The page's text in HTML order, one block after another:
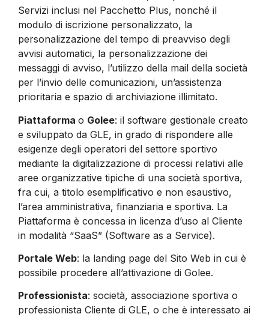
Servizi inclusi nel Pacchetto Plus, nonché il
modulo di iscrizione personalizzato, la
personalizzazione del tempo di preavviso degli
avvisi automatici, la personalizzazione dei
messaggi di avviso, l’utilizzo della mail della società
per l’invio delle comunicazioni, un’assistenza
prioritaria e spazio di archiviazione illimitato.
Piattaforma o Golee: il software gestionale creato
e sviluppato da GLE, in grado di rispondere alle
esigenze degli operatori del settore sportivo
mediante la digitalizzazione di processi relativi alle
aree organizzative tipiche di una società sportiva,
fra cui, a titolo esemplificativo e non esaustivo,
l’area amministrativa, finanziaria e sportiva. La
Piattaforma è concessa in licenza d’uso al Cliente
in modalità “SaaS” (Software as a Service).
Portale Web: la landing page del Sito Web in cui è
possibile procedere all’attivazione di Golee.
Professionista: società, associazione sportiva o
professionista Cliente di GLE, o che è interessato ai